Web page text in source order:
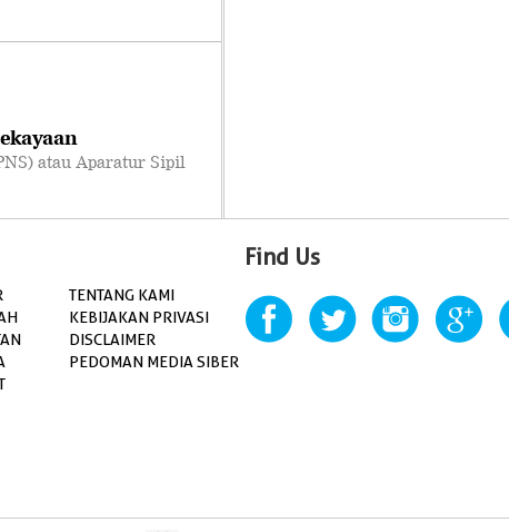
atau Aparatur Sipil
TENTANG KAMI
KEBIJAKAN PRIVASI
DISCLAIMER
PEDOMAN MEDIA SIBER
Find Us